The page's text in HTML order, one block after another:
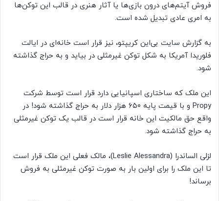
فروش آیتم‌های درون بازی‌ها یا آثار هنری در قالب این توکن‌ها
به امری عادی تبدیل شده است.
به گزارش سایت بی‌این کریپتو، نیز قرار است خانه‌ای در ایالت
فلوریدا آمریکا به شکل توکن غیرمثلی در بیاید و به حراج گذاشته
شود.
این ملک که ساختاری اسپانیایی دارد قرار است توسط شرکت
Propy و با قیمت پایه ۶۵۰ هزار دلار به حراج گذاشته شود! در
واقع حق مالکیت این خانه قرار است در قالب یک توکن غیرمثلی
به حراج گذاشته شود.
لزلی الساندرا (Leslie Alessandra)، مالک فعلی این ملک قرار است
تا این ملک را برای اولین بار به صورت توکن غیرمثلی به فروش
برساند!